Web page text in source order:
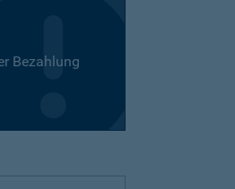
Bezahlung